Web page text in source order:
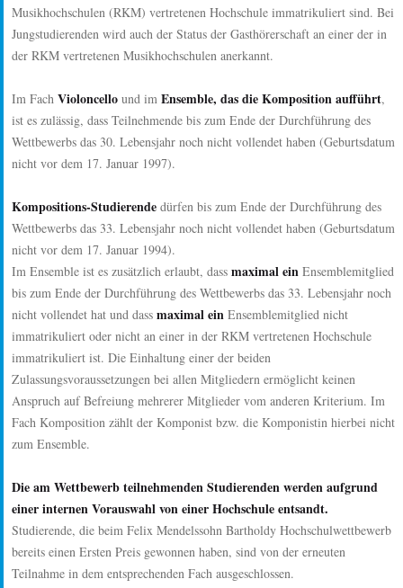
Musikhochschulen (RKM) vertretenen Hochschule immatrikuliert sind. Bei
Jungstudierenden wird auch der Status der Gasthörerschaft an einer der in
der RKM vertretenen Musikhochschulen anerkannt.
Im Fach Violoncellound im Ensemble, das die Komposition aufführt,
ist es zulässig, dass Teilnehmende bis zum Ende der Durchführung des
Wettbewerbs das 30. Lebensjahr noch nicht vollendet haben (Geburtsdatum
nicht vor dem 17. Januar 1997).
Kompositions-Studierendedürfen bis zum Ende der Durchführung des
Wettbewerbs das 33. Lebensjahr noch nicht vollendet haben (Geburtsdatum
nicht vor dem 17. Januar 1994).
Im Ensemble ist es zusätzlich erlaubt, dass maximal einEnsemblemitglied
bis zum Ende der Durchführung des Wettbewerbs das 33. Lebensjahr noch
nicht vollendet hat und dass maximal ein Ensemblemitglied nicht
immatrikuliert oder nicht an einer in der RKM vertretenen Hochschule
immatrikuliert ist. Die Einhaltung einer der beiden
Zulassungsvoraussetzungen bei allen Mitgliedern ermöglicht keinen
Anspruch auf Befreiung mehrerer Mitglieder vom anderen Kriterium. Im
Fach Komposition zählt der Komponist bzw. die Komponistin hierbei nicht
zum Ensemble.
Die am Wettbewerb teilnehmenden Studierenden werden aufgrund
einer internen Vorauswahl von einer Hochschule entsandt.
Studierende, die beim Felix Mendelssohn Bartholdy Hochschulwettbewerb
bereits einen Ersten Preis gewonnen haben, sind von der erneuten
Teilnahme in dem entsprechenden Fach ausgeschlossen.